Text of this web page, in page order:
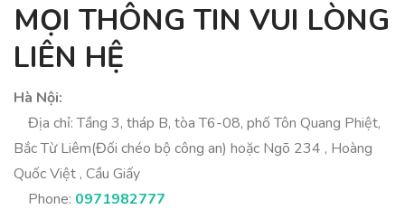
MỌI THÔNG TIN VUI LÒNG
LIÊN HỆ
Hà Nội:
Địa chỉ: Tầng 3, tháp B, tòa T6-08, phố Tôn Quang Phiệt,
Bắc Từ Liêm(Đối chéo bộ công an) hoặc Ngõ 234 , Hoàng
Quốc Việt , Cầu Giấy
Phone: 0971982777